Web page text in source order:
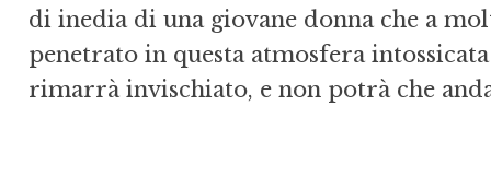
di inedia di una giovane donna che a
penetrato in questa atmosfera
rimarrà invischiato, e non potrà che